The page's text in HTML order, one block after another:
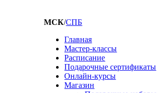
МСК/СПБ
Главная
Мастер-классы
Расписание
Подарочные сертификаты
Онлайн-курсы
Магазин